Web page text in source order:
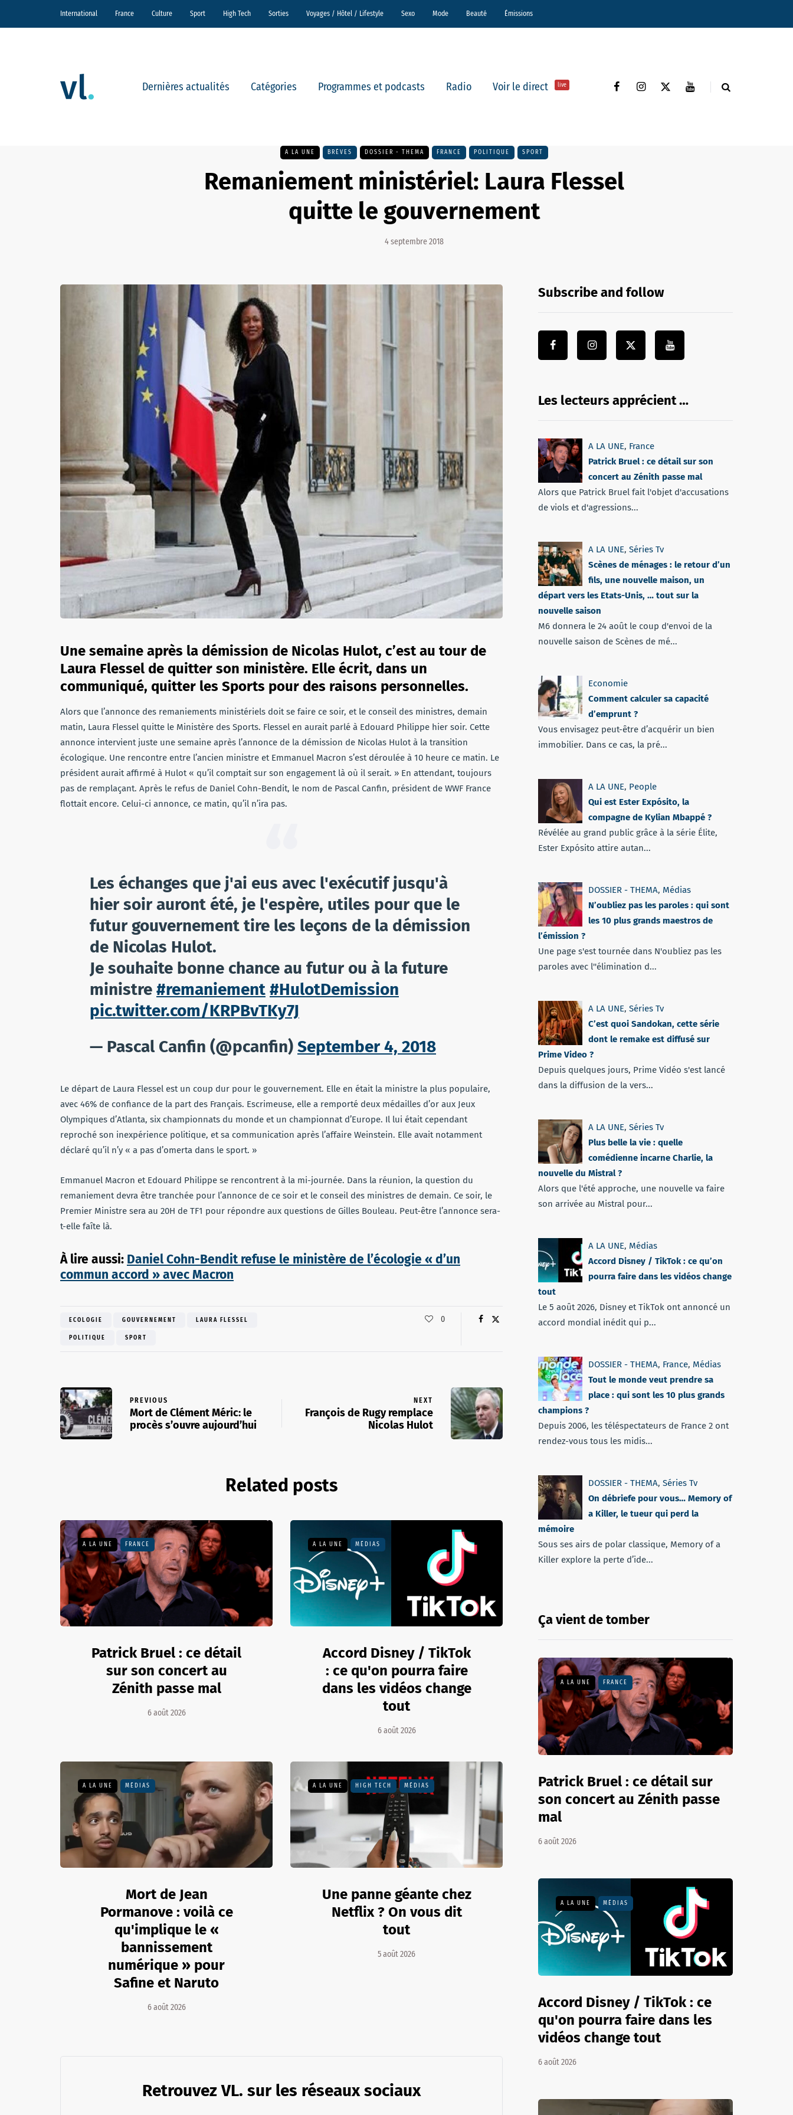
International France Culture Sport High Tech Sorties Voyages / Hôtel / Lifestyle Sexo Mode Beauté Émissions
Dernières actualités Catégories Programmes et podcasts Radio Voir le direct live
A LA UNE BRÈVES DOSSIER - THEMA FRANCE POLITIQUE SPORT
Remaniement ministériel: Laura Flessel
quitte le gouvernement
4 septembre 2018
Une semaine après la démission de Nicolas Hulot, c’est au tour de
Laura Flessel de quitter son ministère. Elle écrit, dans un
communiqué, quitter les Sports pour des raisons personnelles.
Alors que l’annonce des remaniements ministériels doit se faire ce soir, et le conseil des ministres, demain
matin, Laura Flessel quitte le Ministère des Sports. Flessel en aurait parlé à Edouard Philippe hier soir. Cette
annonce intervient juste une semaine après l’annonce de la démission de Nicolas Hulot à la transition
écologique. Une rencontre entre l’ancien ministre et Emmanuel Macron s’est déroulée à 10 heure ce matin. Le
président aurait affirmé à Hulot « qu’il comptait sur son engagement là où il serait. » En attendant, toujours
pas de remplaçant. Après le refus de Daniel Cohn-Bendit, le nom de Pascal Canfin, président de WWF France
flottait encore. Celui-ci annonce, ce matin, qu’il n’ira pas.
Les échanges que j'ai eus avec l'exécutif jusqu'à
hier soir auront été, je l'espère, utiles pour que le
futur gouvernement tire les leçons de la démission
de Nicolas Hulot.
Je souhaite bonne chance au futur ou à la future
ministre #remaniement #HulotDemission
pic.twitter.com/KRPBvTKy7J
— Pascal Canfin (@pcanfin) September 4, 2018
Le départ de Laura Flessel est un coup dur pour le gouvernement. Elle en était la ministre la plus populaire,
avec 46% de confiance de la part des Français. Escrimeuse, elle a remporté deux médailles d’or aux Jeux
Olympiques d’Atlanta, six championnats du monde et un championnat d’Europe. Il lui était cependant
reproché son inexpérience politique, et sa communication après l’affaire Weinstein. Elle avait notamment
déclaré qu’il n’y « a pas d’omerta dans le sport. »
Emmanuel Macron et Edouard Philippe se rencontrent à la mi-journée. Dans la réunion, la question du
remaniement devra être tranchée pour l’annonce de ce soir et le conseil des ministres de demain. Ce soir, le
Premier Ministre sera au 20H de TF1 pour répondre aux questions de Gilles Bouleau. Peut-être l’annonce sera-
t-elle faîte là.
À​ ​lire​ ​aussi: Daniel Cohn-Bendit refuse le ministère de l’écologie « d’un
commun accord » avec Macron
ECOLOGIE GOUVERNEMENT LAURA FLESSEL
POLITIQUE SPORT
0
PREVIOUS
Mort de Clément Méric: le
procès s’ouvre aujourd’hui
NEXT
François de Rugy remplace
Nicolas Hulot
Related posts
A LA UNE FRANCE
Patrick Bruel : ce détail
sur son concert au
Zénith passe mal
6 août 2026
A LA UNE MÉDIAS
Accord Disney / TikTok
: ce qu'on pourra faire
dans les vidéos change
tout
6 août 2026
A LA UNE MÉDIAS
Mort de Jean
Pormanove : voilà ce
qu'implique le «
bannissement
numérique » pour
Safine et Naruto
6 août 2026
A LA UNE HIGH TECH MÉDIAS
Une panne géante chez
Netflix ? On vous dit
tout
5 août 2026
Retrouvez VL. sur les réseaux sociaux
Subscribe and follow
Les lecteurs apprécient …
A LA UNE, France
Patrick Bruel : ce détail sur son
concert au Zénith passe mal
Alors que Patrick Bruel fait l'objet d'accusations
de viols et d'agressions...
A LA UNE, Séries Tv
Scènes de ménages : le retour d’un
fils, une nouvelle maison, un
départ vers les Etats-Unis, … tout sur la
nouvelle saison
M6 donnera le 24 août le coup d'envoi de la
nouvelle saison de Scènes de mé...
Economie
Comment calculer sa capacité
d’emprunt ?
Vous envisagez peut-être d’acquérir un bien
immobilier. Dans ce cas, la pré...
A LA UNE, People
Qui est Ester Expósito, la
compagne de Kylian Mbappé ?
Révélée au grand public grâce à la série Élite,
Ester Expósito attire autan...
DOSSIER - THEMA, Médias
N’oubliez pas les paroles : qui sont
les 10 plus grands maestros de
l’émission ?
Une page s'est tournée dans N'oubliez pas les
paroles avec l''élimination d...
A LA UNE, Séries Tv
C’est quoi Sandokan, cette série
dont le remake est diffusé sur
Prime Video ?
Depuis quelques jours, Prime Vidéo s'est lancé
dans la diffusion de la vers...
A LA UNE, Séries Tv
Plus belle la vie : quelle
comédienne incarne Charlie, la
nouvelle du Mistral ?
Alors que l'été approche, une nouvelle va faire
son arrivée au Mistral pour...
A LA UNE, Médias
Accord Disney / TikTok : ce qu’on
pourra faire dans les vidéos change
tout
Le 5 août 2026, Disney et TikTok ont annoncé un
accord mondial inédit qui p...
DOSSIER - THEMA, France, Médias
Tout le monde veut prendre sa
place : qui sont les 10 plus grands
champions ?
Depuis 2006, les téléspectateurs de France 2 ont
rendez-vous tous les midis...
DOSSIER - THEMA, Séries Tv
On débriefe pour vous… Memory of
a Killer, le tueur qui perd la
mémoire
Sous ses airs de polar classique, Memory of a
Killer explore la perte d’ide...
Ça vient de tomber
A LA UNE FRANCE
Patrick Bruel : ce détail sur
son concert au Zénith passe
mal
6 août 2026
A LA UNE MÉDIAS
Accord Disney / TikTok : ce
qu'on pourra faire dans les
vidéos change tout
6 août 2026